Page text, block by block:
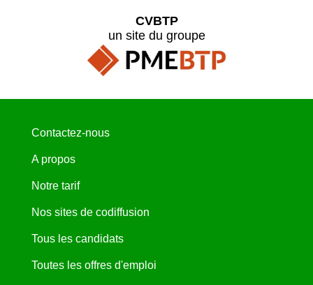
CVBTP
un site du groupe
Contactez-nous
A propos
Notre tarif
Nos sites de codiffusion
Tous les candidats
Toutes les offres d'emploi